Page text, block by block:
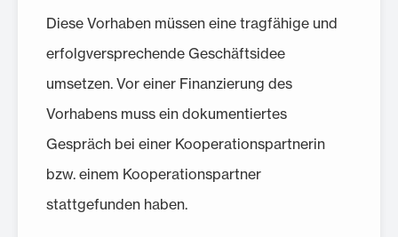
Diese Vorhaben müssen eine tragfähige und
erfolgversprechende Geschäftsidee
umsetzen. Vor einer Finanzierung des
Vorhabens muss ein dokumentiertes
Gespräch bei einer Kooperationspartnerin
bzw. einem Kooperationspartner
stattgefunden haben.